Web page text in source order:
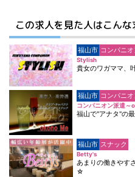
この求人を見た人はこん
福山市 コンパニオ
Stylish
貴女のワガママ、
福山市 コンパニオ
コンパニオン派遣～
福山で"アナタ"の
福山市 スナック
Betty's
あまりの働きやす
☆